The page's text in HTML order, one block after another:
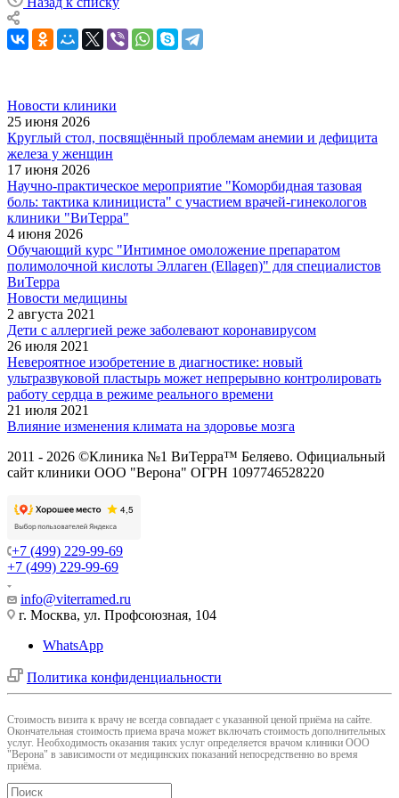
Новости клиники
25 июня 2026
Круглый стол, посвящённый проблемам анемии и дефицита
железа у женщин
17 июня 2026
Научно-практическое мероприятие "Коморбидная тазовая
боль: тактика клинициста" с участием врачей-гинекологов
клиники "ВиТерра"
4 июня 2026
Обучающий курс "Интимное омоложение препаратом
полимолочной кислоты Эллаген (Ellagen)" для специалистов
ВиТерра
Новости медицины
2 августа 2021
Дети с аллергией реже заболевают коронавирусом
26 июля 2021
Невероятное изобретение в диагностике: новый
ультразвуковой пластырь может непрерывно контролировать
работу сердца в режиме реального времени
21 июля 2021
Влияние изменения климата на здоровье мозга
2011 - 2026 ©Клиника №1 ВиТерра™ Беляево. Официальный
сайт клиники ООО "Верона" ОГРН 1097746528220
+7 (499) 229-99-69
+7 (499) 229-99-69
info@viterramed.ru
г. Москва, ул. Профсоюзная, 104
WhatsApp
Политика конфиденциальности
Cтоимость визита к врачу не всегда совпадает с указанной ценой приёма на сайте.
Окончательная стоимость приема врача может включать стоимость дополнительных
услуг. Необходимость оказания таких услуг определяется врачом клиники ООО
"Верона" в зависимости от медицинских показаний непосредственно во время
приёма.